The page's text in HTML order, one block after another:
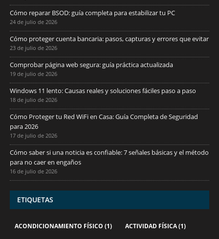
Cómo reparar BSOD: guía completa para estabilizar tu PC
24 de julio de 2026
Cómo proteger cuenta bancaria: pasos, capturas y errores que evitar
23 de julio de 2026
Comprobar página web segura: guía práctica actualizada
19 de julio de 2026
Windows 11 lento: Causas reales y soluciones fáciles paso a paso
18 de julio de 2026
Cómo Proteger tu Red WiFi en Casa: Guía Completa de Seguridad
para 2026
17 de julio de 2026
Cómo saber si una noticia es confiable: 7 señales básicas y el método
para no caer en engaños
16 de julio de 2026
ETIQUETAS
ACONDICIONAMIENTO FÍSICO (1) ACTIVIDAD FÍSICA(1)